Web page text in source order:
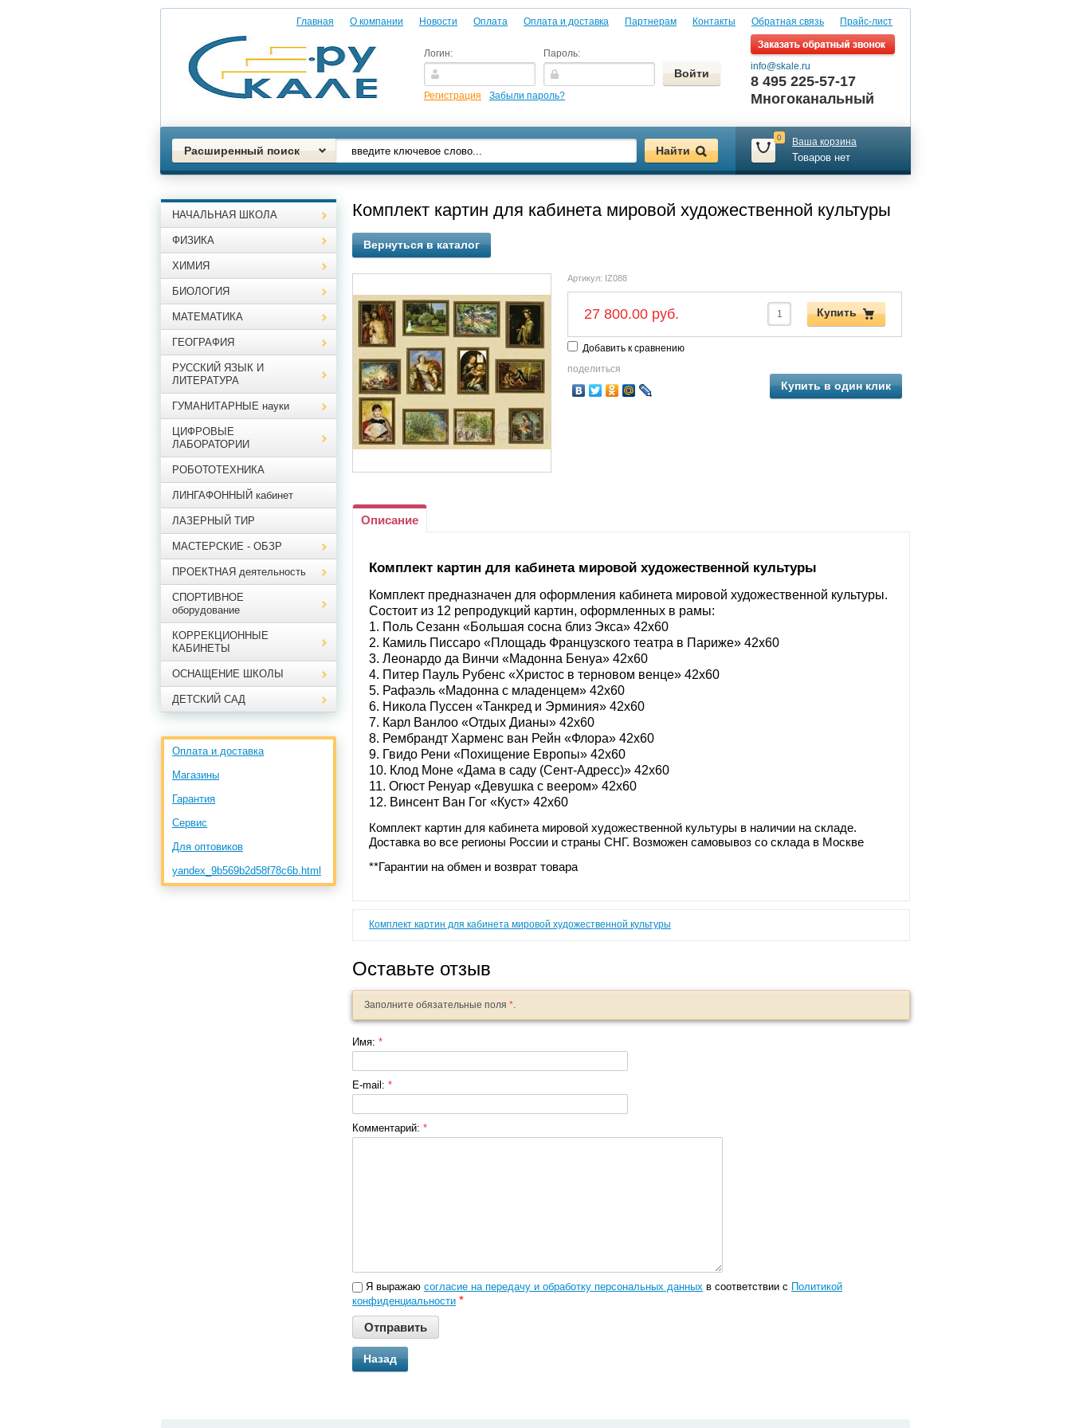
Главная О компании Новости Оплата Оплата и доставка Партнерам Контакты Обратная связь Прайс-лист
Логин: Пароль:
Регистрация Забыли пароль?
info@skale.ru
8 495 225-57-17
Многоканальный
Расширенный поиск
0 Ваша корзина
Товаров нет
НАЧАЛЬНАЯ ШКОЛА
ФИЗИКА
ХИМИЯ
БИОЛОГИЯ
МАТЕМАТИКА
ГЕОГРАФИЯ
РУССКИЙ ЯЗЫК И
ЛИТЕРАТУРА
ГУМАНИТАРНЫЕ науки
ЦИФРОВЫЕ
ЛАБОРАТОРИИ
РОБОТОТЕХНИКА
ЛИНГАФОННЫЙ кабинет
ЛАЗЕРНЫЙ ТИР
МАСТЕРСКИЕ - ОБЗР
ПРОЕКТНАЯ деятельность
СПОРТИВНОЕ
оборудование
КОРРЕКЦИОННЫЕ
КАБИНЕТЫ
ОСНАЩЕНИЕ ШКОЛЫ
ДЕТСКИЙ САД
Оплата и доставка
Магазины
Гарантия
Сервис
Для оптовиков
yandex_9b569b2d58f78c6b.html
Комплект картин для кабинета мировой художественной культуры
Вернуться в каталог
Артикул: IZ088
27 800.00 руб. Купить
Добавить к сравнению
поделиться
Купить в один клик
Описание
Комплект картин для кабинета мировой художественной культуры
Комплект предназначен для оформления кабинета мировой художественной культуры.
Состоит из 12 репродукций картин, оформленных в рамы:
1. Поль Сезанн «Большая сосна близ Экса» 42х60
2. Камиль Писсаро «Площадь Французского театра в Париже» 42х60
3. Леонардо да Винчи «Мадонна Бенуа» 42х60
4. Питер Пауль Рубенс «Христос в терновом венце» 42х60
5. Рафаэль «Мадонна с младенцем» 42х60
6. Никола Пуссен «Танкред и Эрминия» 42х60
7. Карл Ванлоо «Отдых Дианы» 42х60
8. Рембрандт Харменс ван Рейн «Флора» 42х60
9. Гвидо Рени «Похищение Европы» 42х60
10. Клод Моне «Дама в саду (Сент-Адресс)» 42х60
11. Огюст Ренуар «Девушка с веером» 42х60
12. Винсент Ван Гог «Куст» 42х60
Комплект картин для кабинета мировой художественной культуры в наличии на складе.
Доставка во все регионы России и страны СНГ. Возможен самовывоз со склада в Москве
**Гарантии на обмен и возврат товара
Комплект картин для кабинета мировой художественной культуры
Оставьте отзыв
Заполните обязательные поля *.
Имя: *
E-mail: *
Комментарий: *
Я выражаю согласие на передачу и обработку персональных данных в соответствии с Политикой
конфиденциальности *
Назад